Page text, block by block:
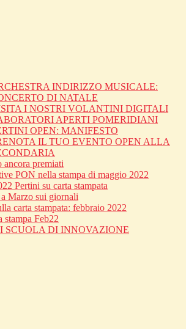
INDIRIZZO MUSICALE:
DI NATALE
I NOSTRI VOLANTINI DIGITALI
APERTI POMERIDIANI
OPEN: MANIFESTO
IL TUO EVENTO OPEN ALLA
ancora premiati
PON nella stampa di maggio 2022
Pertini su carta stampata
Marzo sui giornali
carta stampata: febbraio 2022
stampa Feb22
SCUOLA DI INNOVAZIONE